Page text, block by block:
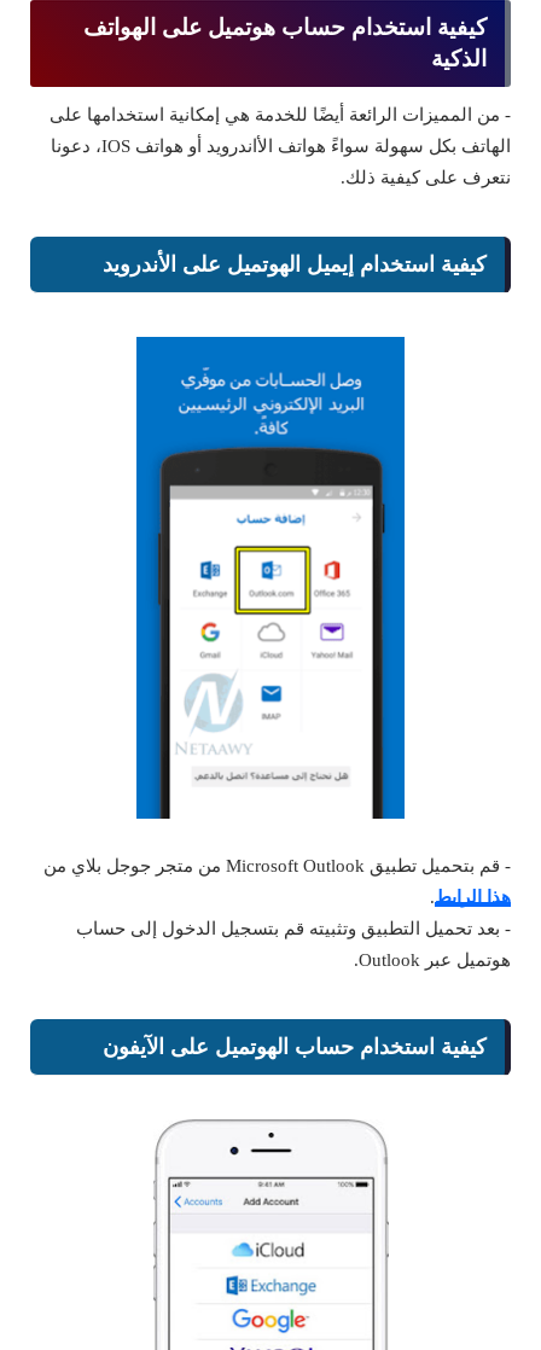
كيفية استخدام حساب هوتميل على الهواتف
الذكية
- من المميزات الرائعة أيضًا للخدمة هي إمكانية استخدامها على
الهاتف بكل سهولة سواءً هواتف الأاندرويد أو هواتف IOS، دعونا
نتعرف على كيفية ذلك.
كيفية استخدام إيميل الهوتميل على الأندرويد
- قم بتحميل تطبيق Microsoft Outlook من متجر جوجل بلاي من
هذا الرابط.
- بعد تحميل التطبيق وتثبيته قم بتسجيل الدخول إلى حساب
هوتميل عبر Outlook.
كيفية استخدام حساب الهوتميل على الآيفون